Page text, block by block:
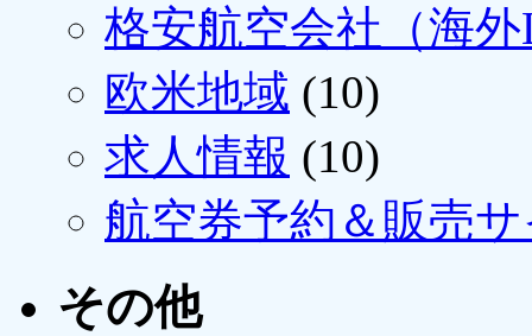
格安航空会社（海
欧米地域 (10)
求人情報 (10)
航空券予約＆販売
その他